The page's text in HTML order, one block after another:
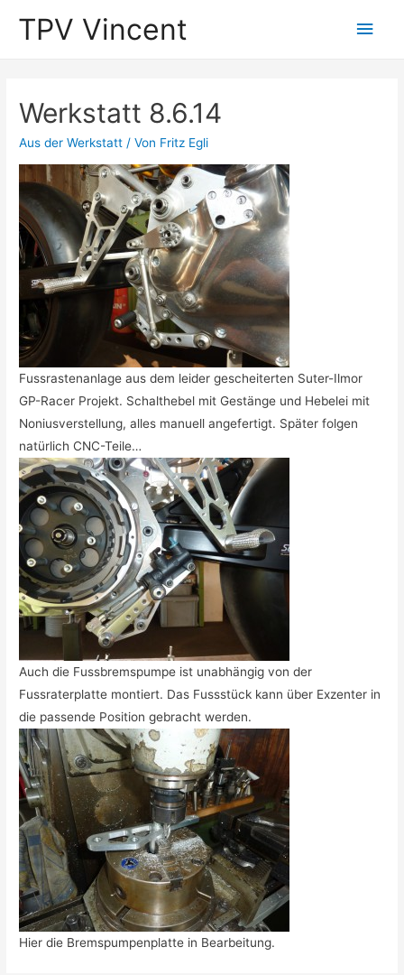
TPV Vincent
Werkstatt 8.6.14
Aus der Werkstatt / Von Fritz Egli
Fussrastenanlage aus dem leider gescheiterten Suter-Ilmor
GP-Racer Projekt. Schalthebel mit Gestänge und Hebelei mit
Noniusverstellung, alles manuell angefertigt. Später folgen
natürlich CNC-Teile…
Auch die Fussbremspumpe ist unabhängig von der
Fussraterplatte montiert. Das Fussstück kann über Exzenter in
die passende Position gebracht werden.
Hier die Bremspumpenplatte in Bearbeitung.